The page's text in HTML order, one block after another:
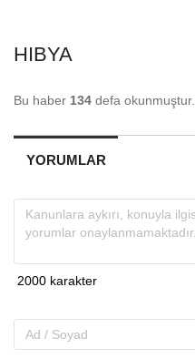
HIBYA
Bu haber 134 defa okunmuştur.
YORUMLAR